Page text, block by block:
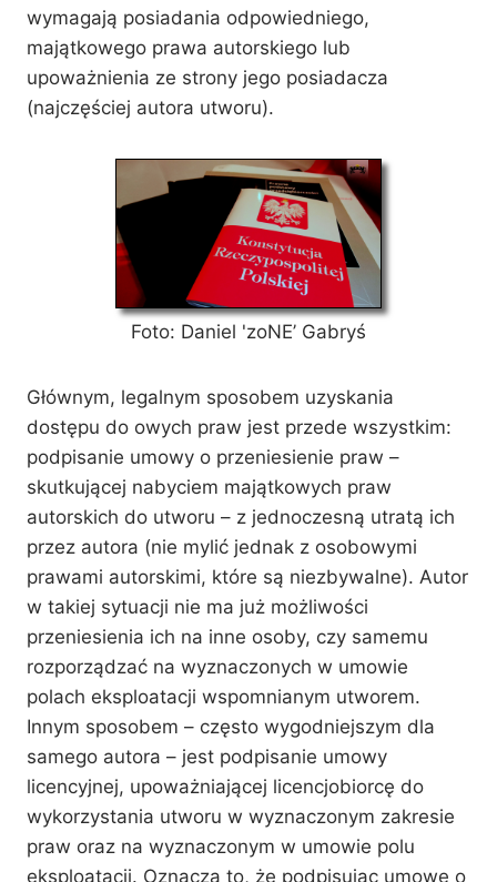
wymagają posiadania odpowiedniego,
majątkowego prawa autorskiego lub
upoważnienia ze strony jego posiadacza
(najczęściej autora utworu).
Foto: Daniel 'zoNE’ Gabryś
Głównym, legalnym sposobem uzyskania
dostępu do owych praw jest przede wszystkim:
podpisanie umowy o przeniesienie praw –
skutkującej nabyciem majątkowych praw
autorskich do utworu – z jednoczesną utratą ich
przez autora (nie mylić jednak z osobowymi
prawami autorskimi, które są niezbywalne). Autor
w takiej sytuacji nie ma już możliwości
przeniesienia ich na inne osoby, czy samemu
rozporządzać na wyznaczonych w umowie
polach eksploatacji wspomnianym utworem.
Innym sposobem – często wygodniejszym dla
samego autora – jest podpisanie umowy
licencyjnej, upoważniającej licencjobiorcę do
wykorzystania utworu w wyznaczonym zakresie
praw oraz na wyznaczonym w umowie polu
eksploatacji. Oznacza to, że podpisując umowę o